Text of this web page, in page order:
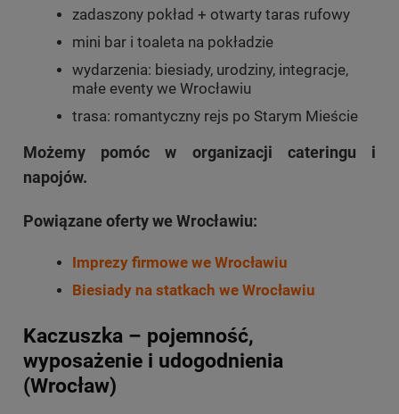
zadaszony pokład + otwarty taras rufowy
mini bar i toaleta na pokładzie
wydarzenia: biesiady, urodziny, integracje,
małe eventy we Wrocławiu
trasa: romantyczny rejs po Starym Mieście
Możemy pomóc w organizacji cateringu i
napojów.
Powiązane oferty we Wrocławiu:
Imprezy firmowe we Wrocławiu
Biesiady na statkach we Wrocławiu
Kaczuszka – pojemność,
wyposażenie i udogodnienia
(Wrocław)